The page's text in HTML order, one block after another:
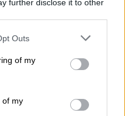
further disclose it to other
uses one or more Google
You may click to
its third-party tags to
in below Google
Outs
of my
of my
Κόγιας που επίσης